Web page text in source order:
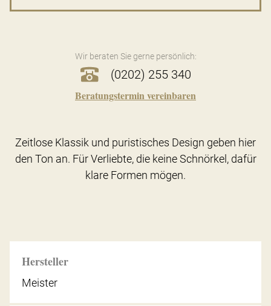
Wir beraten Sie gerne persönlich:
(0202) 255 340
Beratungstermin vereinbaren
Hersteller
Meister
Zeitlose Klassik und puristisches Design geben hier
den Ton an. Für Verliebte, die keine Schnörkel, dafür
klare Formen mögen.